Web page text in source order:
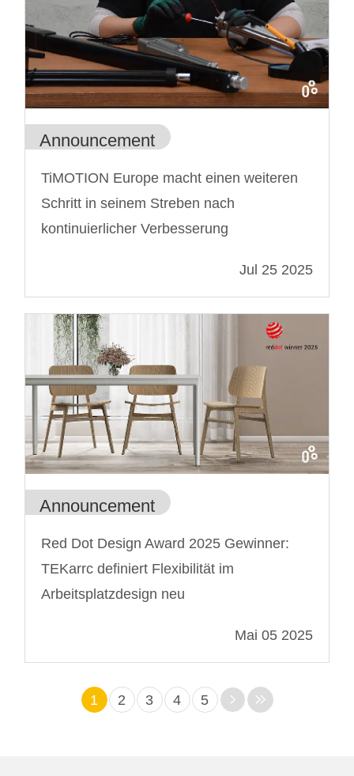
Announcement
TiMOTION Europe macht einen weiteren
Schritt in seinem Streben nach
kontinuierlicher Verbesserung
Jul 25 2025
Announcement
Red Dot Design Award 2025 Gewinner:
TEKarrc definiert Flexibilität im
Arbeitsplatzdesign neu
Mai 05 2025
1 2 3 4 5